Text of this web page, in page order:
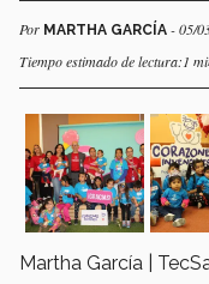
Por MARTHA GARCÍA - 05/
Tiempo estimado de lectura:1
Martha García |